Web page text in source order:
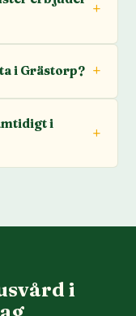
i Grästorp?
i
i